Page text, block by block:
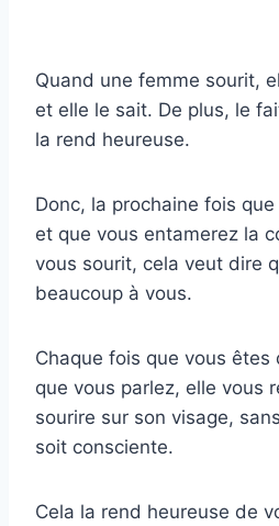
Quand une femme sourit,
et elle le sait. De plus, le
la rend heureuse.
Donc, la prochaine fois
et que vous entamerez la
vous sourit, cela veut dire
beaucoup à vous.
Chaque fois que vous êtes
que vous parlez, elle vous
sourire sur son visage,
soit consciente.
Cela la rend heureuse de